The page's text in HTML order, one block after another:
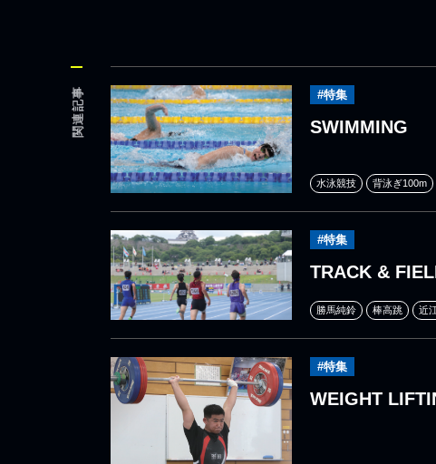
関連記事 #特集
SWIMMING
水泳競技 背泳ぎ100m
#特集
TRACK &
勝馬純鈴 棒高跳 近
#特集
WEIGHT